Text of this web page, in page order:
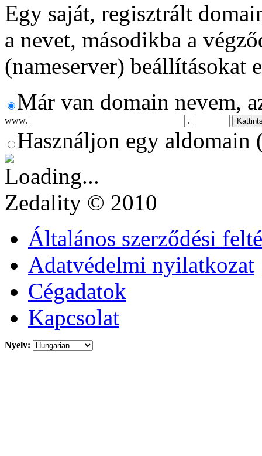
Egy saját, regisztrált
a nevet, másodikba a
(nameserver)
Már van domain nevem,
www. .
Használjon egy
Zedality © 2010
Általános szerződési
Adatvédelmi nyilatkozat
Cégadatok
Kapcsolat
Nyelv: